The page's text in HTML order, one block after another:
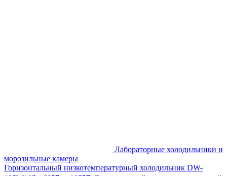
Лабораторные холодильники и
морозильные камеры
Горизонтальный низкотемпературный холодильник DW-